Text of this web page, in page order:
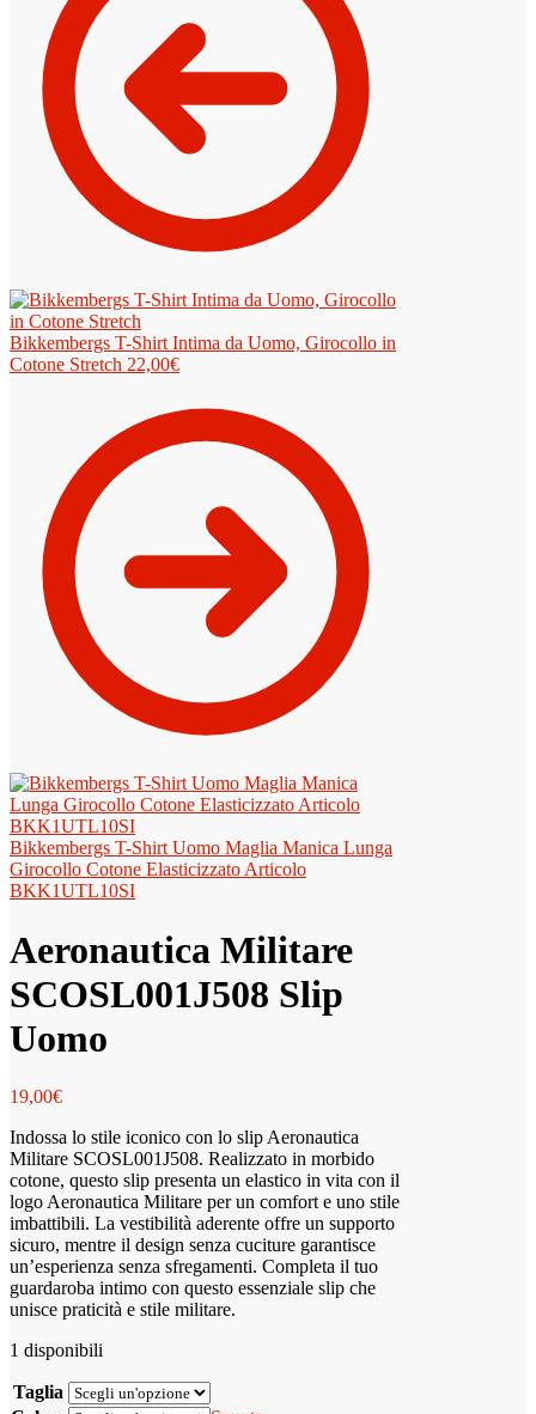
Bikkembergs T-Shirt Intima da Uomo, Girocollo in
Cotone Stretch 22,00€
Bikkembergs T-Shirt Uomo Maglia Manica Lunga
Girocollo Cotone Elasticizzato Articolo
BKK1UTL10SI
Aeronautica Militare
SCOSL001J508 Slip
Uomo
19,00€
Indossa lo stile iconico con lo slip Aeronautica
Militare SCOSL001J508. Realizzato in morbido
cotone, questo slip presenta un elastico in vita con il
logo Aeronautica Militare per un comfort e uno stile
imbattibili. La vestibilità aderente offre un supporto
sicuro, mentre il design senza cuciture garantisce
un’esperienza senza sfregamenti. Completa il tuo
guardaroba intimo con questo essenziale slip che
unisce praticità e stile militare.
1 disponibili
Taglia